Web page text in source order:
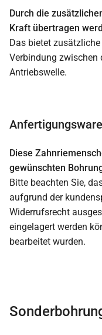
Durch die
Kraft übertragen
Das bietet
Verbindung zwischen
Antriebswelle.
Anfertigungsware
Diese
gewünschten
Bitte beachten Sie,
aufgrund der
Widerrufsrecht
eingelagert werden
bearbeitet wurden.